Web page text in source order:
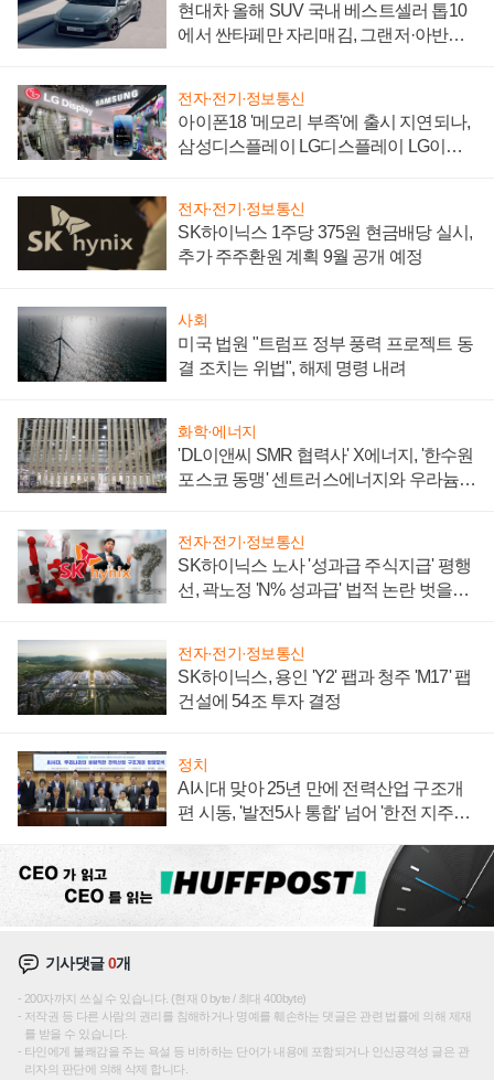
현대차 올해 SUV 국내 베스트셀러 톱10
에서 싼타페만 자리매김, 그랜저·아반떼
전자·전기·정보통신
아이폰18 '메모리 부족'에 출시 지연되나,
삼성디스플레이 LG디스플레이 LG이노
전자·전기·정보통신
SK하이닉스 1주당 375원 현금배당 실시,
추가 주주환원 계획 9월 공개 예정
사회
미국 법원 "트럼프 정부 풍력 프로젝트 동
결 조치는 위법", 해제 명령 내려
화학·에너지
'DL이앤씨 SMR 협력사' X에너지, '한수원
포스코 동맹' 센트러스에너지와 우라늄
전자·전기·정보통신
SK하이닉스 노사 '성과급 주식지급' 평행
선, 곽노정 'N% 성과급' 법적 논란 벗을지
전자·전기·정보통신
SK하이닉스, 용인 'Y2' 팹과 청주 'M17' 팹
건설에 54조 투자 결정
정치
AI시대 맞아 25년 만에 전력산업 구조개
편 시동, '발전5사 통합' 넘어 '한전 지주사'
기사댓글0개
200자까지 쓰실 수 있습니다. (현재 0 byte / 최대 400byte)
저작권 등 다른 사람의 권리를 침해하거나 명예를 훼손하는 댓글은 관련 법률에 의해 제재
를 받을 수 있습니다.
타인에게 불쾌감을 주는 욕설 등 비하하는 단어가 내용에 포함되거나 인신공격성 글은 관
리자의 판단에 의해 삭제 합니다.